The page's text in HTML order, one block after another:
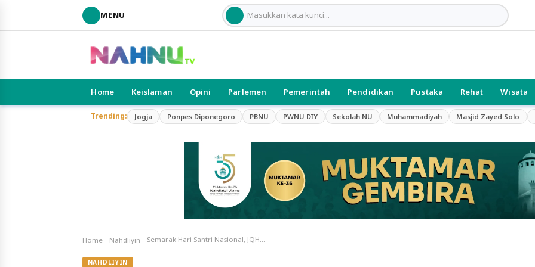
MENU
Home Keislaman Opini Parlemen Pemerintah Pendidikan Pustaka Rehat Wisata
Trending: Jogja Ponpes Diponegoro PBNU PWNU DIY Sekolah NU Muhammadiyah Masjid Zayed Solo
Home Nahdliyin Semarak Hari Santri Nasional, JQHNU DIY Gelar Haflah dan Bimbingan Tilawah di Masjid Al Azka
NAHDLIYIN